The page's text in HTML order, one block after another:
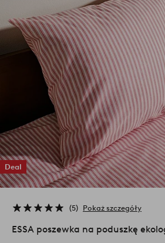
Deal
5 Pokaż szczegóły
ESSA poszewka na poduszkę